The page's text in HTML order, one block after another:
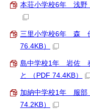
本荘小学校6年 浅野
三里小学校6年 森
76.4KB）
島中学校1年 岩佐
と （PDF 74.4KB）
加納中学校1年 服
74.2KB）